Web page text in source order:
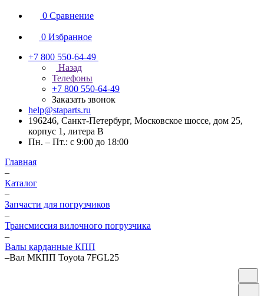
0 Сравнение
0 Избранное
+7 800 550-64-49
Назад
Телефоны
+7 800 550-64-49
Заказать звонок
help@staparts.ru
196246, Санкт-Петербург, Московское шоссе, дом 25,
корпус 1, литера В
Пн. – Пт.: с 9:00 до 18:00
Главная
–
Каталог
–
Запчасти для погрузчиков
–
Трансмиссия вилочного погрузчика
–
Валы карданные КПП
–Вал МКПП Toyota 7FGL25